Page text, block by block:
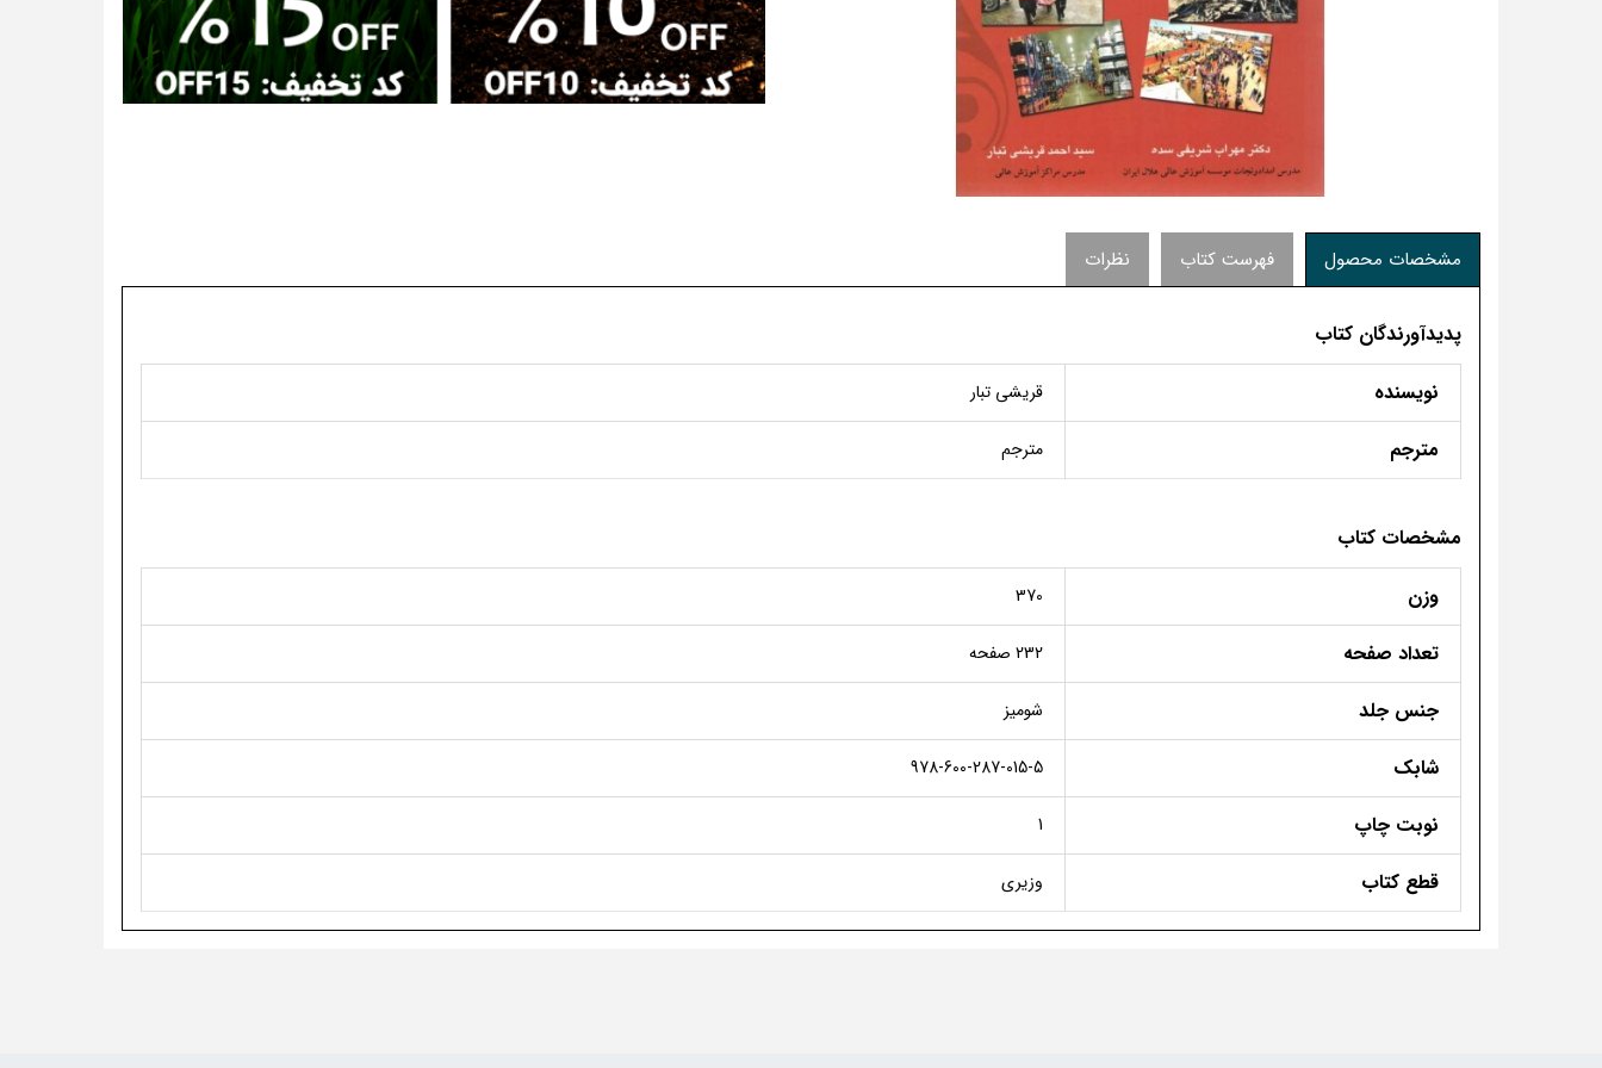
مشخصات محصول فهرست کتاب نظرات
پدیدآورندگان کتاب
نویسنده
قریشی تبار
مترجم مترجم
مشخصات کتاب
وزن
370
تعداد صفحه 232 صفحه
جنس جلد شومیز
شابک 978-600-287-015-5
نوبت چاپ 1
قطع کتاب وزیری